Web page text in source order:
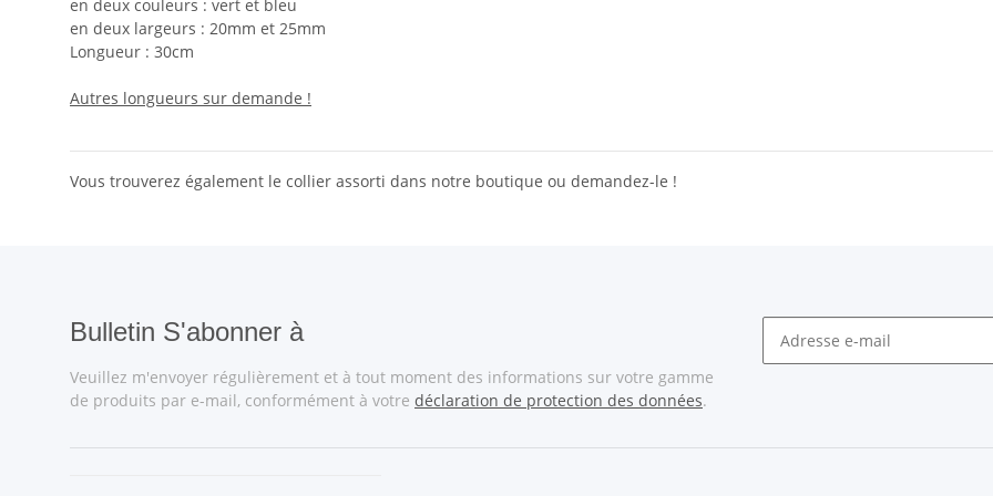
en deux couleurs : vert et bleu
en deux largeurs : 20mm et 25mm
Longueur : 30cm
Autres longueurs sur demande !
Vous trouverez également le collier assorti dans notre boutique ou demandez-le !
Bulletin S'abonner à
Veuillez m'envoyer régulièrement et à tout moment des informations sur votre gamme
de produits par e-mail, conformément à votre déclaration de protection des données.